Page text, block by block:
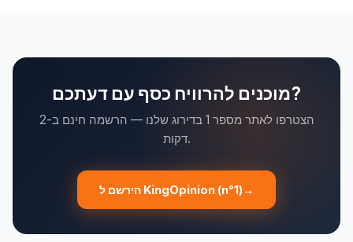
מוכנים להרוויח כסף עם דעתכם?
הצטרפו לאתר מספר 1 בדירוג שלנו — הרשמה חינם ב-2
דקות.
הירשם ל KingOpinion (n°1)→